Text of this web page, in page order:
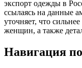
экспорт одежды в
ссылаясь на данные
уточняет, что
женщин, а также
Навигация